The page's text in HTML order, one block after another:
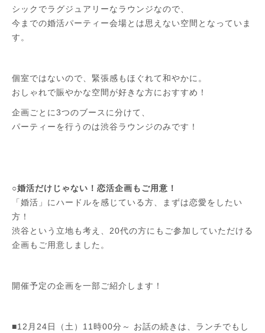
シックでラグジュアリーなラウンジなので、
今までの婚活パーティー会場とは思えない空間となっていま
す。
個室ではないので、緊張感もほぐれて和やかに。
おしゃれで賑やかな空間が好きな方におすすめ！
企画ごとに3つのブースに分けて、
パーティーを行うのは渋谷ラウンジのみです！
○婚活だけじゃない！恋活企画もご用意！
「婚活」にハードルを感じている方、まずは恋愛をしたい
方！
渋谷という立地も考え、20代の方にもご参加していただける
企画もご用意しました。
開催予定の企画を一部ご紹介します！
■12月24日（土）11時00分～ お話の続きは、ランチでもし